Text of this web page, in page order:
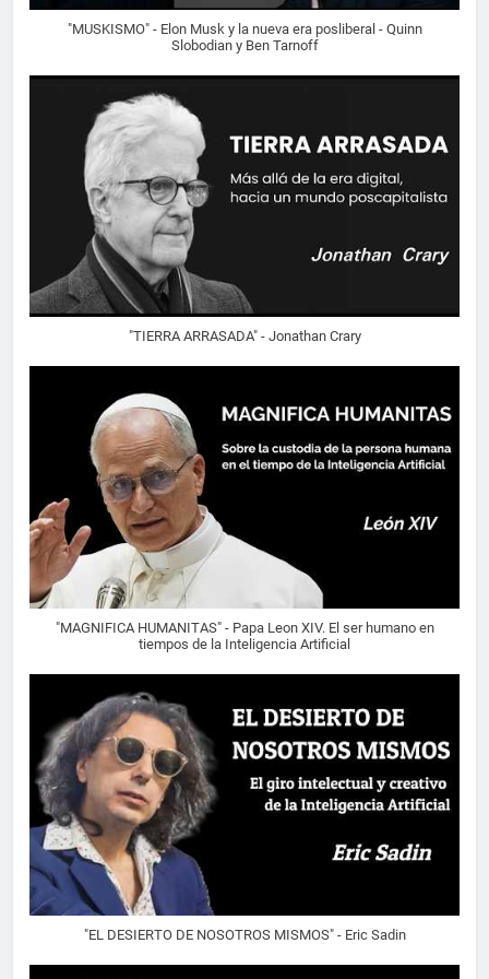
"MUSKISMO" - Elon Musk y la nueva era posliberal - Quinn
Slobodian y Ben Tarnoff
"TIERRA ARRASADA" - Jonathan Crary
"MAGNIFICA HUMANITAS" - Papa Leon XIV. El ser humano en
tiempos de la Inteligencia Artificial
"EL DESIERTO DE NOSOTROS MISMOS" - Eric Sadin